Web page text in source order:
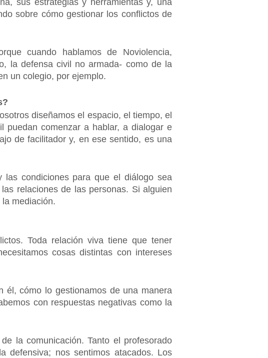
sus estrategias y herramientas y, una
sobre cómo gestionar los conflictos de
cuando hablamos de Noviolencia,
la defensa civil no armada- como de la
un colegio, por ejemplo.
diseñamos el espacio, el tiempo, el
puedan comenzar a hablar, a dialogar e
de facilitador y, en ese sentido, es una
las condiciones para que el diálogo sea
relaciones de las personas. Si alguien
mediación.
Toda relación viva tiene que tener
cosas distintas con intereses
cómo lo gestionamos de una manera
con respuestas negativas como la
la comunicación. Tanto el profesorado
defensiva; nos sentimos atacados. Los